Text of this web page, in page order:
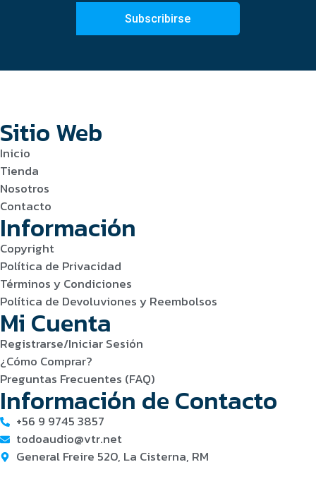
Subscribirse
Sitio Web
Inicio
Tienda
Nosotros
Contacto
Información
Copyright
Política de Privacidad
Términos y Condiciones
Política de Devoluviones y Reembolsos
Mi Cuenta
Registrarse/Iniciar Sesión
¿Cómo Comprar?
Preguntas Frecuentes (FAQ)
Información de Contacto
+56 9 9745 3857
todoaudio@vtr.net
General Freire 520, La Cisterna, RM